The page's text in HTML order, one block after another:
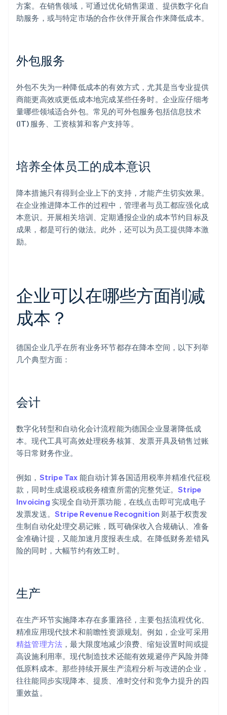
方案。在销售领域，可通过优化销售渠道、提供数字化自
助服务，或与特定市场的合作伙伴开展合作来降低成本。
外包服务
外包不失为一种降低成本的有效方式，尤其是当专业提供
商能更高效或更低成本地完成某些任务时。企业应仔细考
量哪些领域适合外包。常见的可外包服务包括信息技术
(IT) 服务、工资核算和客户支持等。
培养全体员工的成本意识
降本措施只有得到企业上下的支持，才能产生切实效果。
在企业推进降本工作的过程中，管理者与员工都应强化成
本意识。开展相关培训、定期通报企业的成本节约目标及
成果，都是可行的做法。此外，还可以为员工提供降本激
励。
企业可以在哪些方面削减
成本？
德国企业几乎在所有业务环节都存在降本空间，以下列举
几个典型方面：
会计
数字化转型和自动化会计流程能为德国企业显著降低成
本。现代工具可高效处理税务核算、发票开具及销售过账
等日常财务作业。
例如， Stripe Tax 能自动计算各国适用税率并精准代征税
款，同时生成退税或税务稽查所需的完整凭证。Stripe
Invoicing 实现全自动开票功能，在线点击即可完成电子
发票发送。 Stripe Revenue Recognition 则基于权责发
生制自动化处理交易记账，既可确保收入合规确认、准备
金准确计提，又能加速月度报表生成。在降低财务差错风
险的同时，大幅节约有效工时。
生产
在生产环节实施降本存在多重路径，主要包括流程优化、
精准应用现代技术和前瞻性资源规划。例如，企业可采用
精益管理方法 ，最大限度地减少浪费、缩短设置时间或提
高设施利用率。现代制造技术还能有效规避停产风险并降
低原料成本。那些持续开展生产流程分析与改进的企业，
往往能同步实现降本、提质、准时交付和竞争力提升的四
重效益。